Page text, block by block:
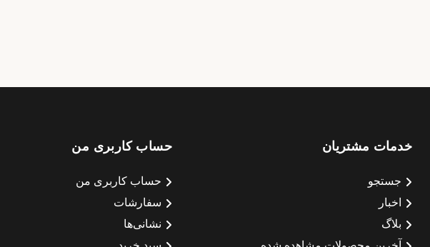
خدمات مشتریان
جستجو
اخبار
بلاگ
حساب کاربری من
حساب کاربری من
سفارشات
نشانی‌ها